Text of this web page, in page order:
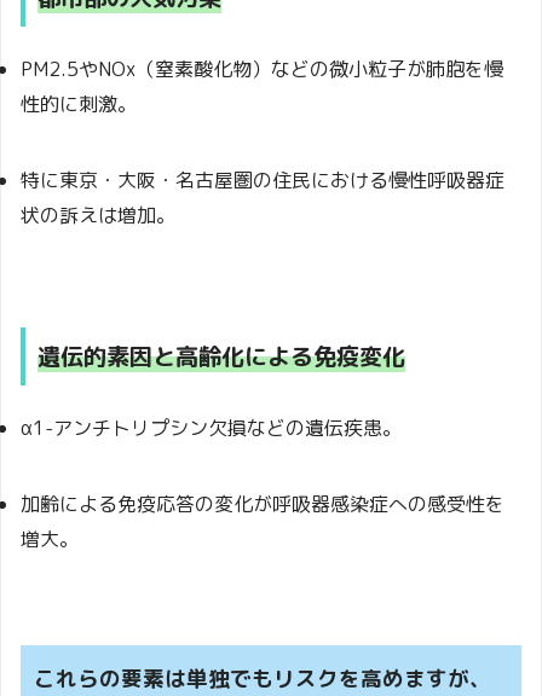
PM2.5やNOx（窒素酸化物）などの微小粒子が肺胞を慢
性的に刺激。
特に東京・大阪・名古屋圏の住民における慢性呼吸器症
状の訴えは増加。
遺伝的素因と高齢化による免疫変化
α1-アンチトリプシン欠損などの遺伝疾患。
加齢による免疫応答の変化が呼吸器感染症への感受性を
増大。
これらの要素は単独でもリスクを高めますが、